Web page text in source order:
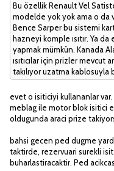
Bu özellik Renault Vel
modelde yok yok ama o da
Bence Sarper bu sistemi
hazneyi komple ısıtır. Ya da
yapmak mümkün. Kanada
ısıtıcılar için prizler
takılıyor uzatma kablosuyla
evet o isiticiyi kullananlar
meblag ile motor blok isitici
oldugunda araci prize
bahsi gecen ped dugme
taktirde, rezervuari surekli
buharlastiracaktir. Ped